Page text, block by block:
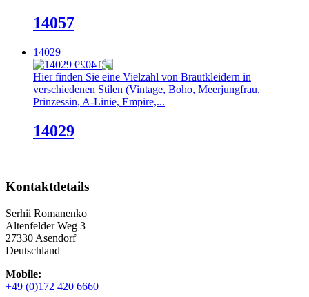
14057
14029
Hier finden Sie eine Vielzahl von Brautkleidern in
verschiedenen Stilen (Vintage, Boho, Meerjungfrau,
Prinzessin, A-Linie, Empire,...
14029
Kontaktdetails
Serhii Romanenko
Altenfelder Weg 3
27330 Asendorf
Deutschland
Mobile:
+49 (0)172 420 6660